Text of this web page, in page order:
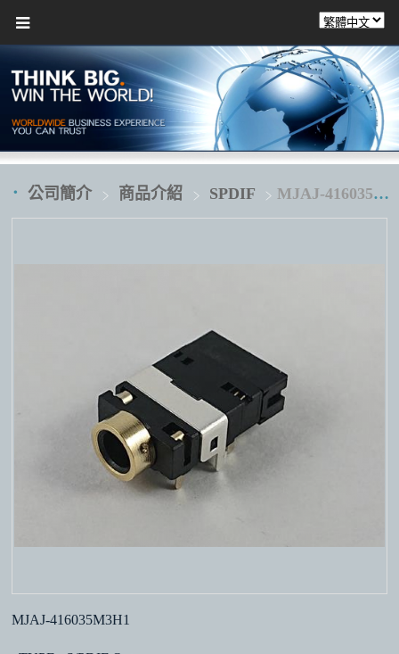
公司簡介 商品介紹 SPDIF MJAJ-416035M3H1
MJAJ-416035M3H1